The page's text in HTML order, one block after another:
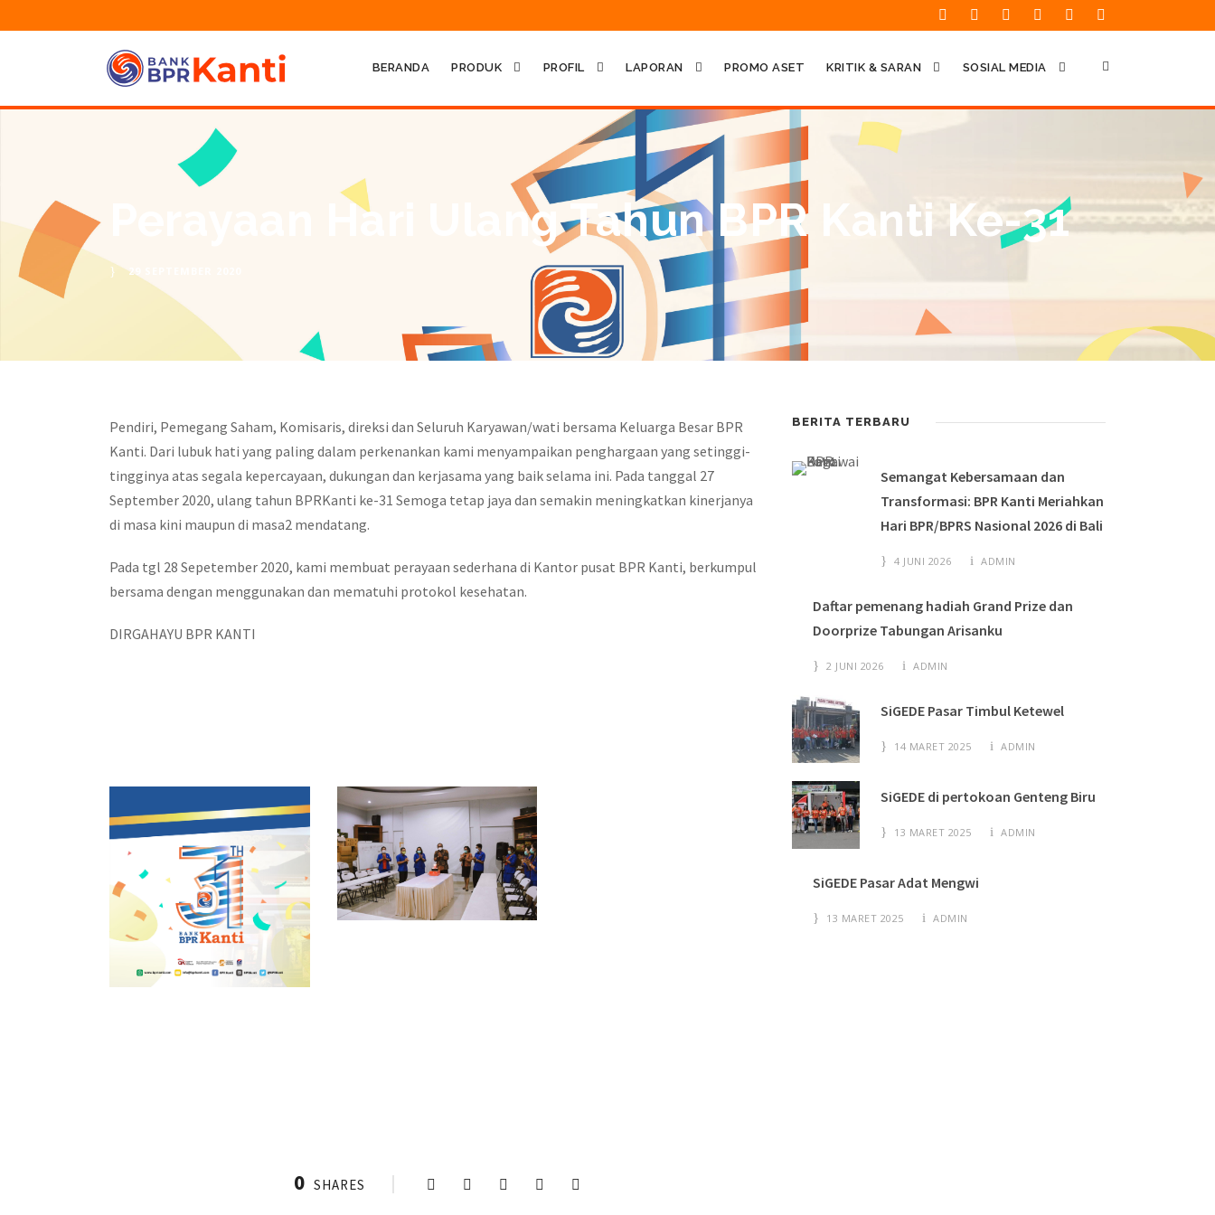
BERANDA PRODUK PROFIL LAPORAN PROMO ASET KRITIK & SARAN SOSIAL MEDIA
Perayaan Hari Ulang Tahun BPR Kanti Ke-31
29 SEPTEMBER 2020
Pendiri, Pemegang Saham, Komisaris, direksi dan Seluruh Karyawan/wati bersama Keluarga Besar BPR
Kanti. Dari lubuk hati yang paling dalam perkenankan kami menyampaikan penghargaan yang setinggi-
tingginya atas segala kepercayaan, dukungan dan kerjasama yang baik selama ini. Pada tanggal 27
September 2020, ulang tahun BPRKanti ke-31 Semoga tetap jaya dan semakin meningkatkan kinerjanya
di masa kini maupun di masa2 mendatang.
Pada tgl 28 Sepetember 2020, kami membuat perayaan sederhana di Kantor pusat BPR Kanti, berkumpul
bersama dengan menggunakan dan mematuhi protokol kesehatan.
DIRGAHAYU BPR KANTI
0 SHARES
BERITA TERBARU
Semangat Kebersamaan dan
Transformasi: BPR Kanti Meriahkan
Hari BPR/BPRS Nasional 2026 di Bali
4 JUNI 2026 ADMIN
Daftar pemenang hadiah Grand Prize dan
Doorprize Tabungan Arisanku
2 JUNI 2026 ADMIN
SiGEDE Pasar Timbul Ketewel
14 MARET 2025 ADMIN
SiGEDE di pertokoan Genteng Biru
13 MARET 2025 ADMIN
SiGEDE Pasar Adat Mengwi
13 MARET 2025 ADMIN